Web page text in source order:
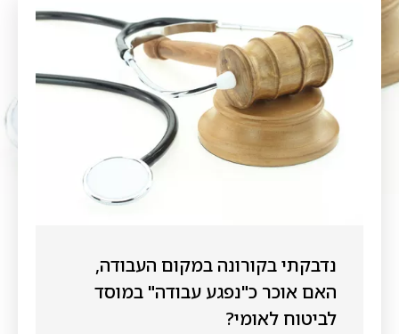
נדבקתי בקורונה במקום העבודה,
האם אוכר כ"נפגע עבודה" במוסד
לביטוח לאומי?